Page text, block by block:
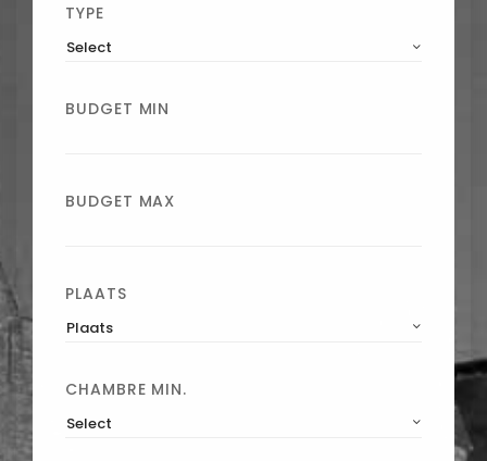
TYPE
Select
BUDGET MIN
BUDGET MAX
PLAATS
Plaats
CHAMBRE MIN.
Select